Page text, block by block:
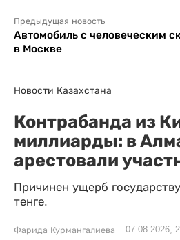
Предыдущая новость
Автомобиль с человеческим
в Москве
Новости Казахстана
Контрабанда из
миллиарды: в
арестовали
Причинен ущерб
тенге.
Фарида Курмангалиева 07.08.2026,